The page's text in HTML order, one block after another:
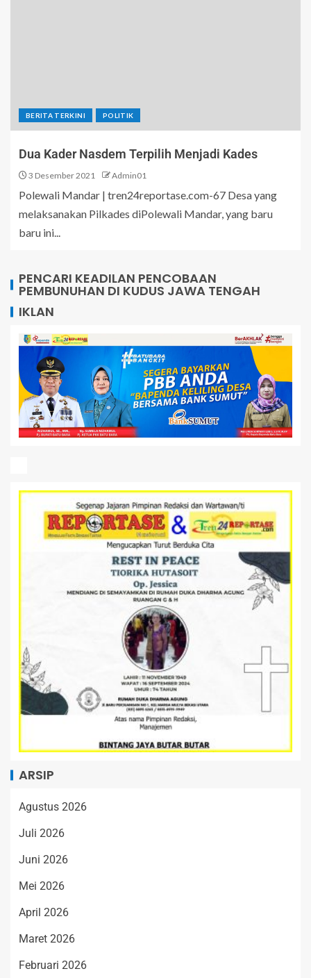
BERITA TERKINI POLITIK
Dua Kader Nasdem Terpilih Menjadi Kades
3 Desember 2021 Admin01
Polewali Mandar | tren24reportase.com-67 Desa yang
melaksanakan Pilkades diPolewali Mandar, yang baru
baru ini...
PENCARI KEADILAN PENCOBAAN
PEMBUNUHAN DI KUDUS JAWA TENGAH
IKLAN
ARSIP
Agustus 2026
Juli 2026
Juni 2026
Mei 2026
April 2026
Maret 2026
Februari 2026